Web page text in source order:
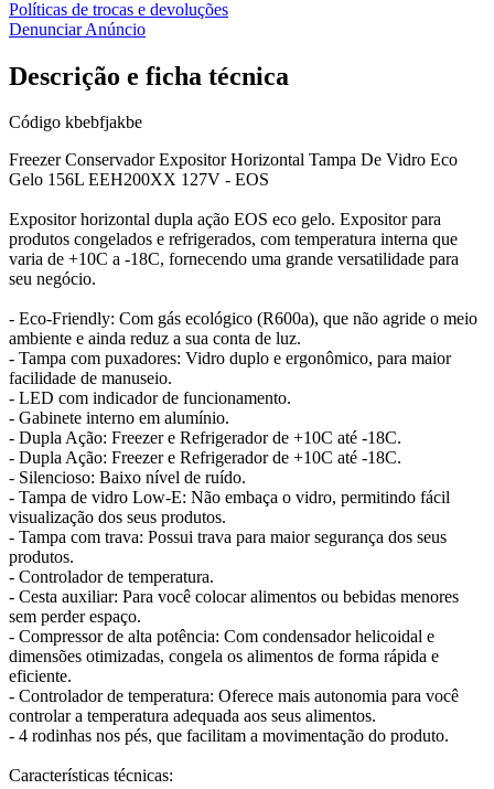
Políticas de trocas e devoluções
Denunciar Anúncio
Descrição e ficha técnica
Código kbebfjakbe
Freezer Conservador Expositor Horizontal Tampa De Vidro Eco
Gelo 156L EEH200XX 127V - EOS
Expositor horizontal dupla ação EOS eco gelo. Expositor para
produtos congelados e refrigerados, com temperatura interna que
varia de +10C a -18C, fornecendo uma grande versatilidade para
seu negócio.
- Eco-Friendly: Com gás ecológico (R600a), que não agride o meio
ambiente e ainda reduz a sua conta de luz.
- Tampa com puxadores: Vidro duplo e ergonômico, para maior
facilidade de manuseio.
- LED com indicador de funcionamento.
- Gabinete interno em alumínio.
- Dupla Ação: Freezer e Refrigerador de +10C até -18C.
- Dupla Ação: Freezer e Refrigerador de +10C até -18C.
- Silencioso: Baixo nível de ruído.
- Tampa de vidro Low-E: Não embaça o vidro, permitindo fácil
visualização dos seus produtos.
- Tampa com trava: Possui trava para maior segurança dos seus
produtos.
- Controlador de temperatura.
- Cesta auxiliar: Para você colocar alimentos ou bebidas menores
sem perder espaço.
- Compressor de alta potência: Com condensador helicoidal e
dimensões otimizadas, congela os alimentos de forma rápida e
eficiente.
- Controlador de temperatura: Oferece mais autonomia para você
controlar a temperatura adequada aos seus alimentos.
- 4 rodinhas nos pés, que facilitam a movimentação do produto.
Características técnicas: